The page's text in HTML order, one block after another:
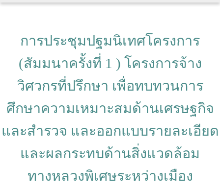
การประชุมปฐมนิเทศโครงการ
(สัมมนาครั้งที่ 1 ) โครงการจ้าง
วิศวกรที่ปรึกษา เพื่อทบทวนการ
ศึกษาความเหมาะสมด้านเศรษฐกิจ
และสำรวจ และออกแบบรายละเอียด
และผลกระทบด้านสิ่งแวดล้อม
ทางหลวงพิเศษระหว่างเมือง